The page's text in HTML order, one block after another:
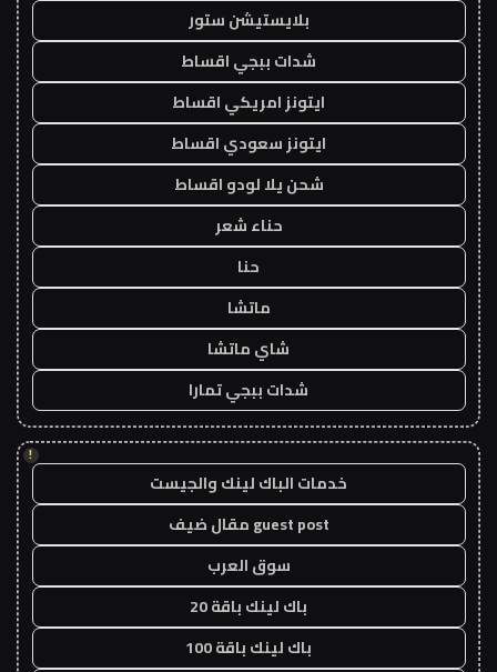
بلايستيشن ستور
شدات ببجي اقساط
ايتونز امريكي اقساط
ايتونز سعودي اقساط
شحن يلا لودو اقساط
حناء شعر
حنا
ماتشا
شاي ماتشا
شدات ببجي تمارا
!
خدمات الباك لينك والجيست
guest post مقال ضيف
سوق العرب
باك لينك باقة 20
باك لينك باقة 100